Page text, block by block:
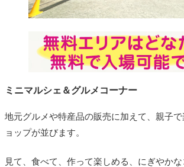
ミニマルシェ＆グルメコーナー
地元グルメや特産品の販売に加えて、親子
ョップが並びます。
見て、食べて、作って楽しめる、にぎやかな